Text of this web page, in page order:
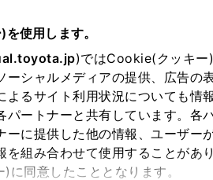
使用します。
)ではCookie(クッキー
シャルメディアの提供、広告の
るサイト利用状況についても情
パートナーと共有しています。各
ーに提供した他の情報、ユーザー
を組み合わせて使用することがあ
同意したこととなります。
入お気に入り 保存した見積り